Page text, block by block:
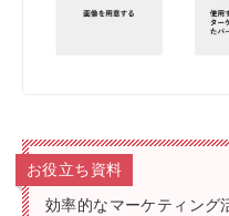
お役立ち資料
効率的なマーケティング